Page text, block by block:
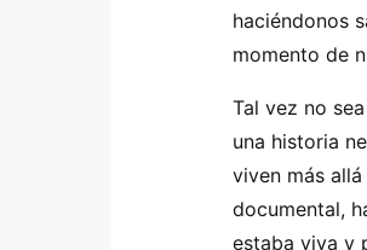
haciéndonos
momento de
Tal vez no
una historia
viven más
documental,
estaba viva y